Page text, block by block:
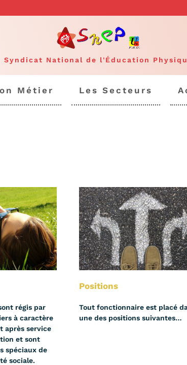
Syndicat National de l'Éducation
Métier Les Secteurs
régis par
à caractère
après service
et sont
spéciaux de
sociale.
Positions
Tout fonctionnaire est placé
une des positions suivantes…